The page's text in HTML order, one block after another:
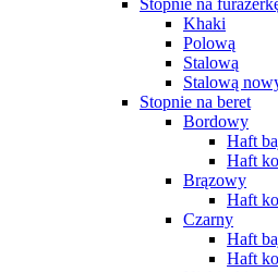
Stopnie na
Khaki
Polową
Stalową
Stalową
Stopnie na beret
Bordowy
Haft
Haft
Brązowy
Haft
Czarny
Haft
Haft